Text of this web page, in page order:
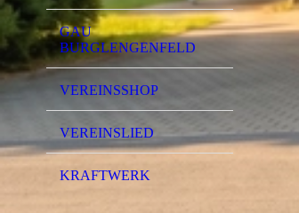
GAU
BURGLENGENFELD
VEREINSSHOP
VEREINSLIED
KRAFTWERK